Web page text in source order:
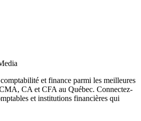
et finance parmi les meilleures
CA et CFA au Québec. Connectez-
et institutions financières qui